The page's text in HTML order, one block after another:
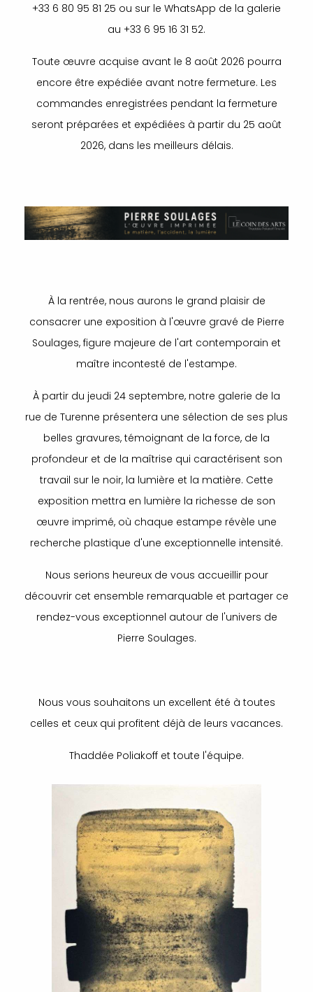
+33 6 80 95 81 25 ou sur le WhatsApp de la galerie
au +33 6 95 16 31 52.
Toute œuvre acquise avant le 8 août 2026 pourra
encore être expédiée avant notre fermeture. Les
commandes enregistrées pendant la fermeture
seront préparées et expédiées à partir du 25 août
2026, dans les meilleurs délais.
À la rentrée, nous aurons le grand plaisir de
consacrer une exposition à l'œuvre gravé de Pierre
Soulages, figure majeure de l'art contemporain et
maître incontesté de l'estampe.
À partir du jeudi 24 septembre, notre galerie de la
rue de Turenne présentera une sélection de ses plus
belles gravures, témoignant de la force, de la
profondeur et de la maîtrise qui caractérisent son
travail sur le noir, la lumière et la matière. Cette
exposition mettra en lumière la richesse de son
œuvre imprimé, où chaque estampe révèle une
recherche plastique d'une exceptionnelle intensité.
Nous serions heureux de vous accueillir pour
découvrir cet ensemble remarquable et partager ce
rendez-vous exceptionnel autour de l'univers de
Pierre Soulages.
Nous vous souhaitons un excellent été à toutes
celles et ceux qui profitent déjà de leurs vacances.
Thaddée Poliakoff et toute l'équipe.